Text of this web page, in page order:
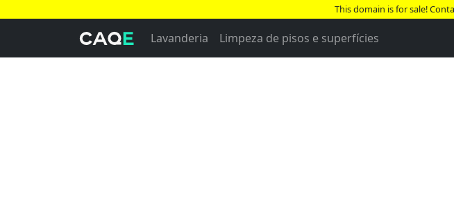
This domain is for sale!
Lavanderia Limpeza de pisos e superfícies